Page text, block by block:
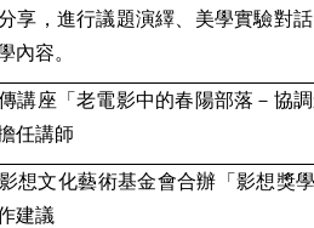
享，進行議題演繹、美學實驗對
內容。
講座「老電影中的春陽部落－協
任講師
想文化藝術基金會合辦「影想獎
建議